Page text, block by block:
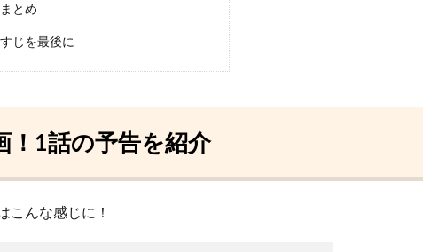
とめ
じを最後に
！1話の予告を紹介
こんな感じに！